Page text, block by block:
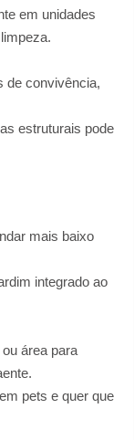
em unidades
de convivência,
estruturais pode
mais baixo
integrado ao
área para
pets e quer que